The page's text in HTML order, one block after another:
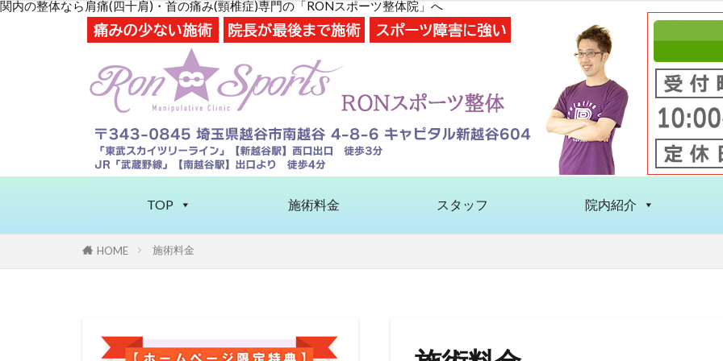
関内の整体なら肩痛(四十肩)・首の痛み(頸椎症)専門の「RONスポーツ整体院」へ
TOP 施術料金 スタッフ 院内紹介
HOME 施術料金